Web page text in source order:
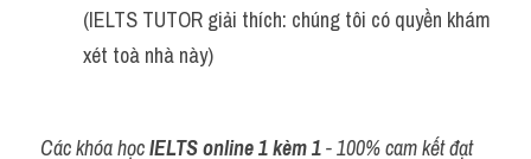
(IELTS TUTOR giải thích: chúng tôi có quyền khám
xét toà nhà này)
Các khóa học IELTS online 1 kèm 1 - 100% cam kết đạt